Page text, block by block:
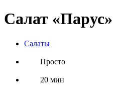
Салат «Парус»
Салаты
Просто
20 мин